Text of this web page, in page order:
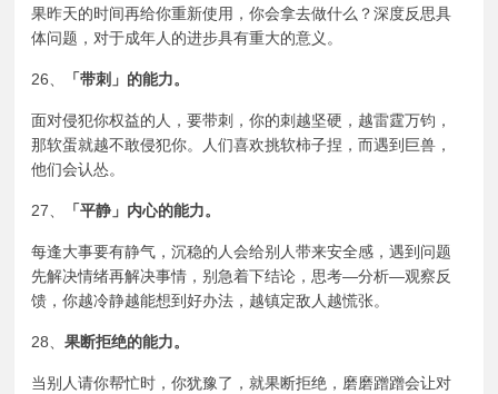
果昨天的时间再给你重新使用，你会拿去做什么？深度反思具
体问题，对于成年人的进步具有重大的意义。
26、 「带刺」的能力。
面对侵犯你权益的人，要带刺，你的刺越坚硬，越雷霆万钧 ，
那软蛋就越不敢侵犯你。人们喜欢挑软柿子捏，而遇到巨兽，
他们会认怂。
27、 「平静」内心的能力。
每逢大事要有静气，沉稳的人会给别人带来安全感，遇到问题
先解决情绪再解决事情，别急着下结论，思考—分析—观察反
馈，你越冷静越能想到好办法，越镇定敌人越慌张。
28、果断拒绝的能力。
当别人请你帮忙时，你犹豫了，就果断拒绝，磨磨蹭蹭会让对